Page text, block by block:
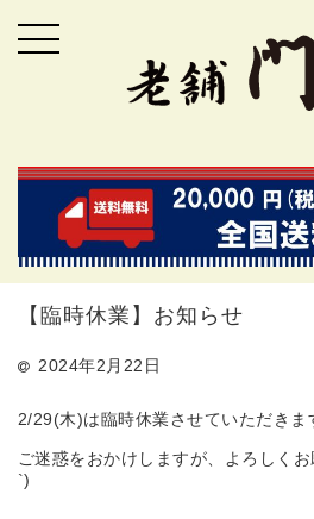
【臨時休業】お知らせ
2024年2月22日
2/29(木)は臨時休業させていただきま
ご迷惑をおかけしますが、よろしく
`)